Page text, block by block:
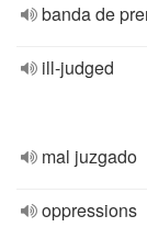
banda de
ill-judged
mal juzgado
oppressions